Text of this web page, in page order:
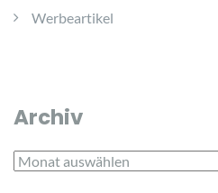
Werbeartikel
Archiv
Archiv